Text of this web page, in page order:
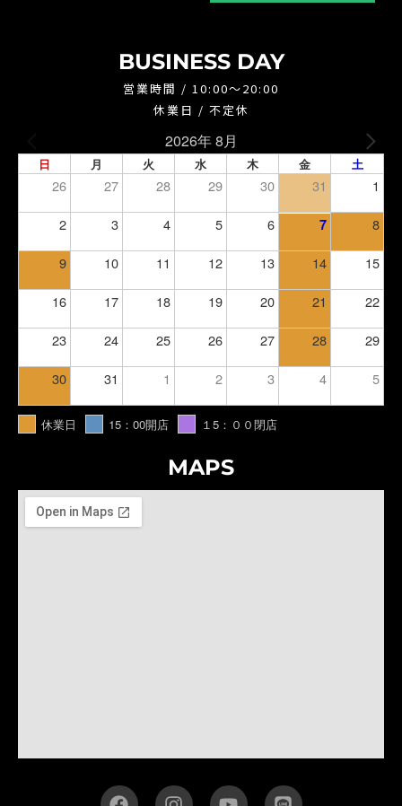
BUSINESS DAY
営業時間 / 10:00～20:00
休業日 / 不定休
2026年 8月
日 月 火 水 木 金 土
26 27 28 29 30 31 1
2 3 4 5 6 7 8
9 10 11 12 13 14 15
16 17 18 19 20 21 22
23 24 25 26 27 28 29
30 31 1 2 3 4 5
休業日 15：00開店 １5：００閉店
MAPS
F I Y L